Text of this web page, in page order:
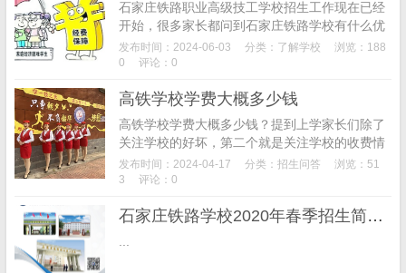
石家庄铁路职业高级技工学校招生工作现在已经
开始，很多家长都问到石家庄铁路学校有什么优
惠政策？上石家庄铁路学校能免学费吗？今天杨
老师就为各位家长介绍一下关于学校的优惠政策
发布时间：2024-06-03 分类： 了解学校
浏览：188
0
评论：0
高铁学校学费大概多少钱
高铁学校学费大概多少钱？提到上学家长们除了
关注学校的好坏，第二个就是关注学校的收费情
况了，那么铁路专业收费标准是什么？下面我们
就来为大家说说。根据近年来铁路专业学校的招
发布时间：2024-04-17 分类： 招生问答
浏览：51
3
评论：0
石家庄铁路学校2020年春季招生简章（图）